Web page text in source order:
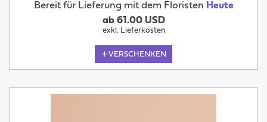
Bereit für Lieferung mit dem Floristen Heute
ab 61.00 USD
exkl. Lieferkosten
VERSCHENKEN